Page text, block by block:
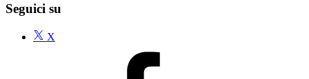
Seguici su
X